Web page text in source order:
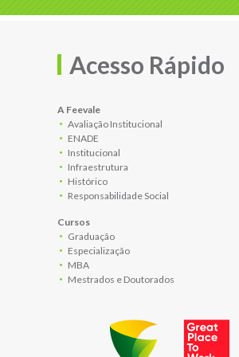
Acesso Rápido
A Feevale
Avaliação Institucional
ENADE
Institucional
Infraestrutura
Histórico
Responsabilidade Social
Cursos
Graduação
Especialização
MBA
Mestrados e Doutorados